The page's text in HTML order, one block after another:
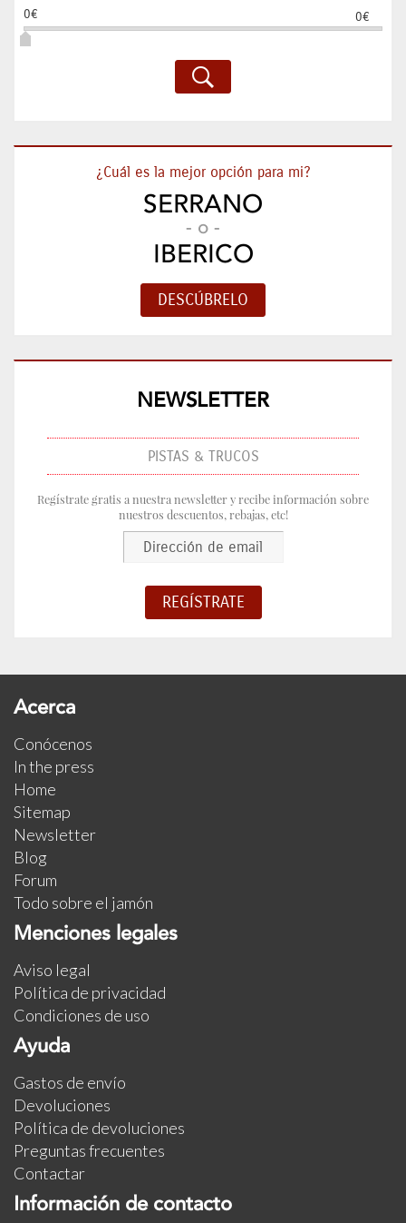
0€ 0€
¿Cuál es la mejor opción para mi?
SERRANO
- o -
IBERICO
NEWSLETTER
PISTAS & TRUCOS
Regístrate gratis a nuestra newsletter y recibe información sobre
nuestros descuentos, rebajas, etc!
Acerca
Conócenos
In the press
Home
Sitemap
Newsletter
Blog
Forum
Todo sobre el jamón
Menciones legales
Aviso legal
Política de privacidad
Condiciones de uso
Ayuda
Gastos de envío
Devoluciones
Política de devoluciones
Preguntas frecuentes
Contactar
Información de contacto